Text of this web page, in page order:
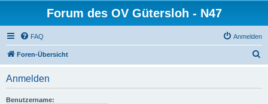
Forum des OV Gütersloh - N47
FAQ Anmelden
Foren-Übersicht
Anmelden
Benutzername: